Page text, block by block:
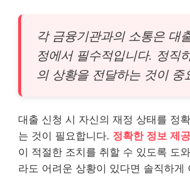
각 금융기관과의 소통은 대
정에서 필수적입니다. 정직
의 상황을 전달하는 것이 중
대출 신청 시 자신의 재정 상태를 정
는 것이 필요합니다. 정확한 정보 제공
이 적절한 조치를 취할 수 있도록 도
라도 어려운 상황이 있다면 솔직하게